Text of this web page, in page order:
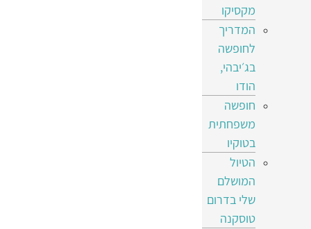
מקסיקו
המדריך
לחופשה
בג׳יבהי,
הודו
חופשה
משפחתית
בטוקיו
הטיול
המושלם
שלי בדרום
טוסקנה